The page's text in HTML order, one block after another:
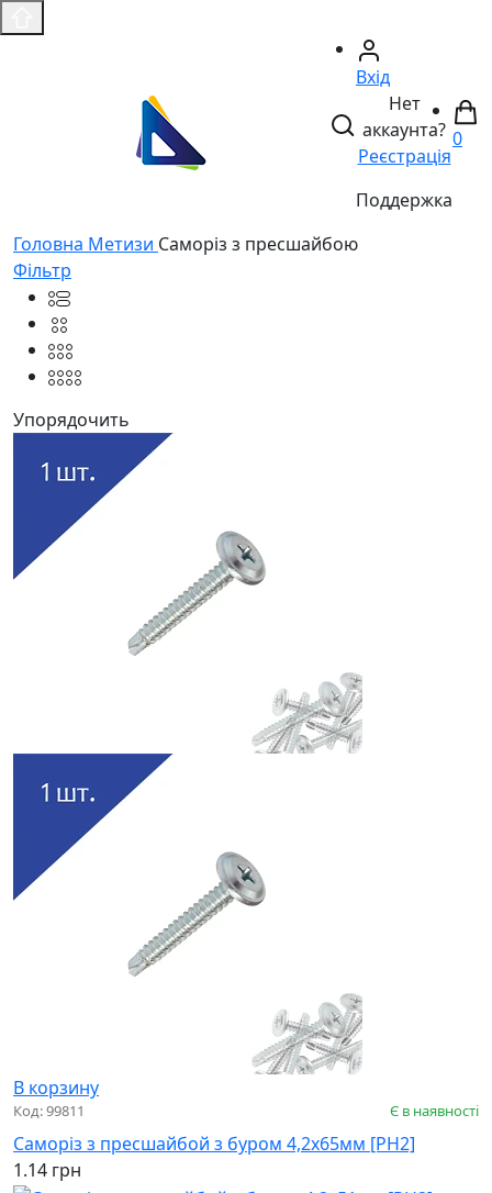
Вхід
Нет
аккаунта?
Реєстрація
Поддержка
0
Головнa Метизи Саморіз з пресшайбою
Фільтр
Упорядочить
В корзину
Код: 99811 Є в наявності
Саморіз з пресшайбой з буром 4,2х65мм [PH2]
1.14 грн